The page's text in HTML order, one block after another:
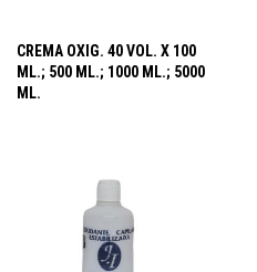
CREMA OXIG. 40 VOL. X 100
ML.; 500 ML.; 1000 ML.; 5000
ML.